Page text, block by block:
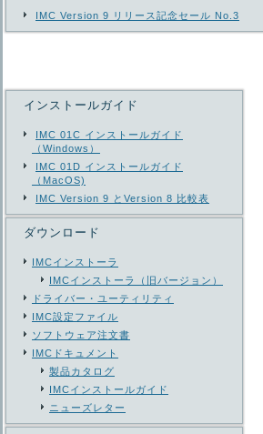
IMC Version 9 リリース記念セール No.3
インストールガイド
IMC 01C インストールガイド
（Windows）
IMC 01D インストールガイド
（MacOS)
IMC Version 9 とVersion 8 比較表
ダウンロード
IMCインストーラ
IMCインストーラ（旧バージョン）
ドライバー・ユーティリティ
IMC設定ファイル
ソフトウェア注文書
IMCドキュメント
製品カタログ
IMCインストールガイド
ニューズレター